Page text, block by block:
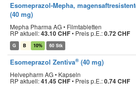
Esomeprazol-Mepha,
(40 mg)
Mepha Pharma AG • Filmtabletten
RP aktuell:43.10 CHF• Preis p.E.:0.72 CHF
G B 10% 60 Stk
Esomeprazol Zentiva® (40 mg)
Helvepharm AG • Kapseln
RP aktuell:41.45 CHF• Preis p.E.:0.74 CHF